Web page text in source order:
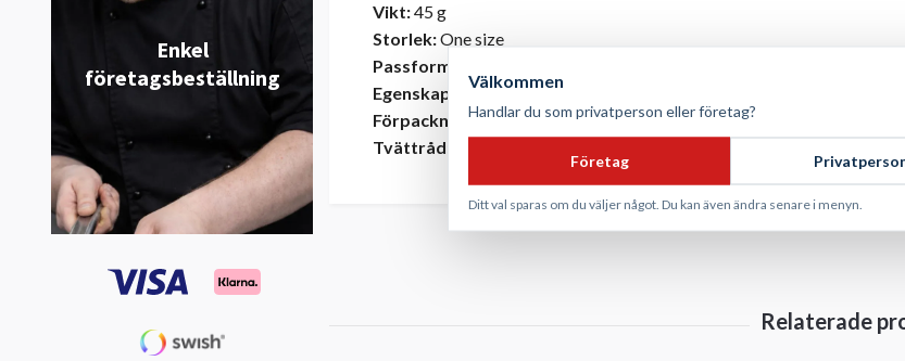
Enkel
företagsbeställning
Vikt:45 g
Storlek:One size
Passform:
Egenskaper: Lättviktig, kompakt, enkel att förvara, tillfälligt regnskydd
Förpackning:2-pack
Tvättråd:
Välkommen
Handlar du som privatperson eller företag?
Företag
Ditt val sparas om du väljer något. Du kan även ändra senare i menyn.